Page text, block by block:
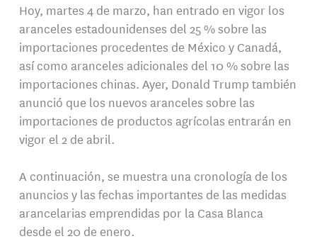
Hoy, martes 4 de marzo, han entrado en vigor los
aranceles estadounidenses del 25 % sobre las
importaciones procedentes de México y Canadá,
así como aranceles adicionales del 10 % sobre las
importaciones chinas. Ayer, Donald Trump también
anunció que los nuevos aranceles sobre las
importaciones de productos agrícolas entrarán en
vigor el 2 de abril.
A continuación, se muestra una cronología de los
anuncios y las fechas importantes de las medidas
arancelarias emprendidas por la Casa Blanca
desde el 20 de enero.